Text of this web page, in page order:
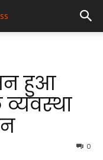
हुआ
व्यवस्था
0